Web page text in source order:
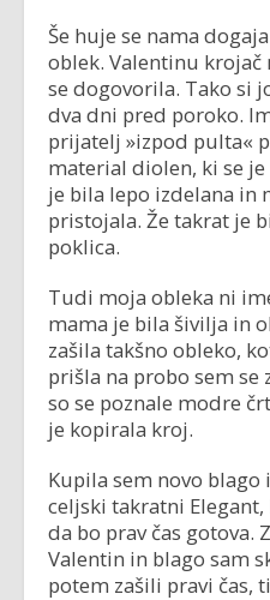
Še huje se nama
oblek. Valentinu krojač
se dogovorila. Tako si
dva dni pred poroko.
prijatelj »izpod pulta«
material diolen, ki se
je bila lepo izdelana in
pristojala. Že takrat je
poklica.
Tudi moja obleka ni
mama je bila šivilja in
zašila takšno obleko,
prišla na probo sem
so se poznale modre
je kopirala kroj.
Kupila sem novo blago
celjski takratni
da bo prav čas gotova.
Valentin in blago sam
potem zašili pravi čas,